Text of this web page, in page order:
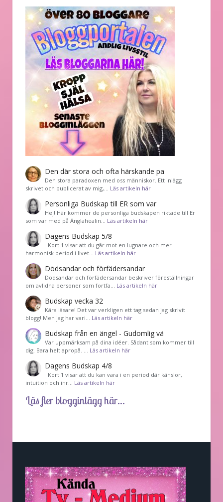
Den där stora och ofta härskande pa
Den stora paradoxen med oss människor. Ett inlägg
skrivet och publicerat av mig,… Läs artikeln här
Personliga Budskap till ER som var
Hej! Här kommer de personliga budskapen riktade till Er
som var med på Änglahealin… Läs artikeln här
Dagens Budskap 5/8
Kort 1 visar att du går mot en lugnare och mer
harmonisk period i livet… Läs artikeln här
Dödsandar och förfädersandar
Dödsandar och förfädersandar beskriver föreställningar
om avlidna personer som fortfa… Läs artikeln här
Budskap vecka 32
Kära läsare! Det var verkligen ett tag sedan jag skrivit
blogg! Men jag har vari… Läs artikeln här
Budskap från en ängel - Gudomlig vä
Var uppmärksam på dina idéer. Sådant som kommer till
dig. Bara helt apropå. … Läs artikeln här
Dagens Budskap 4/8
Kort 1 visar att du kan vara i en period där känslor,
intuition och inr… Läs artikeln här
Läs fler blogginlägg här...